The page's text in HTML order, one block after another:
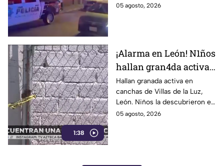
sabemos
esclarecer el caso.
05 agosto, 2026
1:38
¡Alarma en León! N1ños
hallan gran4da activa
junto a la portería de
una cancha
Hallan granada activa en
canchas de Villas de la Luz,
León. Niños la descubrieron en
la portería; Autoridades
05 agosto, 2026